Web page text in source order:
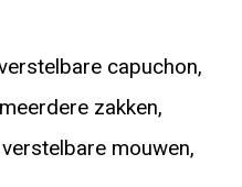
capuchon,
zakken,
mouwen,